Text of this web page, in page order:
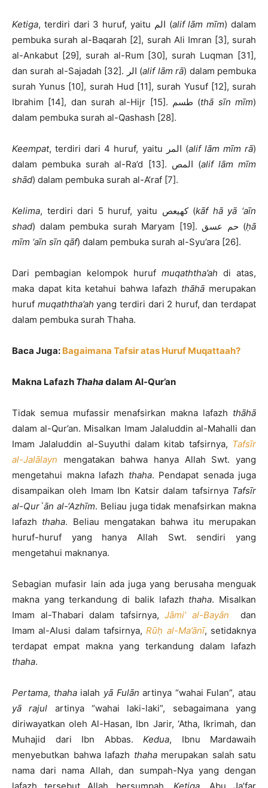
Ketiga , terdiri dari 3 huruf, yaitu الم (alif lām mīm) dalam
pembuka surah al-Baqarah [2], surah Ali Imran [3], surah
al-Ankabut [29], surah al-Rum [30], surah Luqman [31],
dan surah al-Sajadah [32]. الر (alif lām rā) dalam pembuka
surah Yunus [10], surah Hud [11], surah Yusuf [12], surah
Ibrahim [14], dan surah al-Hijr [15]. طسم (thā sīn mīm)
dalam pembuka surah al-Qashash [28].
Keempat , terdiri dari 4 huruf, yaitu المر (alif lām mīm rā)
dalam pembuka surah al-Ra’d [13]. المص (alif lām mīm
shād) dalam pembuka surah al-A’raf [7].
Kelima , terdiri dari 5 huruf, yaitu كهيعص (kāf hā yā ‘aīn
shad
) dalam pembuka surah Maryam [19]. حم عسق (ḥā
mīm ‘aīn sīn qāf) dalam pembuka surah al-Syu’ara [26].
Dari pembagian kelompok huruf muqaththa’ah di atas,
maka dapat kita ketahui bahwa lafazh thāhā merupakan
huruf muqaththa’ahyang terdiri dari 2 huruf, dan terdapat
dalam pembuka surah Thaha.
Baca Juga: Bagaimana Tafsir atas Huruf Muqattaah?
Makna Lafazh Thaha dalam Al-Qur’an
Tidak semua mufassir menafsirkan makna lafazh thāhā
dalam al-Qur’an. Misalkan Imam Jalaluddin al-Mahalli dan
Imam Jalaluddin al-Suyuthi dalam kitab tafsirnya, Tafsīr
al-Jalālayn mengatakan bahwa hanya Allah Swt. yang
mengetahui makna lafazh thaha. Pendapat senada juga
disampaikan oleh Imam Ibn Katsir dalam tafsirnya Tafsīr
al-Qur`ān al-‘Azhīm. Beliau juga tidak menafsirkan makna
lafazh thaha. Beliau mengatakan bahwa itu merupakan
huruf-huruf yang hanya Allah Swt. sendiri yang
mengetahui maknanya.
Sebagian mufasir lain ada juga yang berusaha menguak
makna yang terkandung di balik lafazh thaha. Misalkan
Imam al-Thabari dalam tafsirnya,Jāmi’ al-Bayān
dan
Imam al-Alusi dalam tafsirnya,Rūḥ al-Ma’ānī, setidaknya
terdapat empat makna yang terkandung dalam lafazh
thaha.
Pertama, thaha ialah yā Fulān artinya “wahai Fulan”, atau
yā rajul artinya “wahai laki-laki”, sebagaimana yang
diriwayatkan oleh Al-Hasan, Ibn Jarir, ‘Atha, Ikrimah, dan
Muhajid dari Ibn Abbas. Kedua, Ibnu Mardawaih
menyebutkan bahwa lafazh thahamerupakan salah satu
nama dari nama Allah, dan sumpah-Nya yang dengan